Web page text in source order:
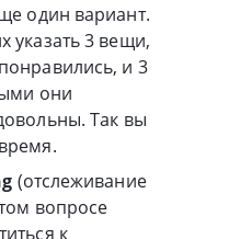
один вариант.
указать 3 вещи,
и 3
они
Так вы
(отслеживание
вопросе
к